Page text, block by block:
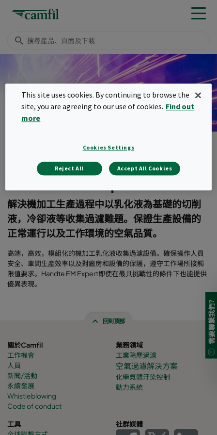
HANDTE EM 專家
解決機加工生產過程中以乳化液為基礎的切削
液，冷卻液等收集過濾難題。保證生產設備的
正常運行以及工作環境的空氣品質。
高端，高效，模組化的機加工乳化液收集過濾設備。確保操作人員
安全、車間生產效率以及對廠房和設備的保護，遵守工作場所接觸
限值要求。Handte EM Expert即使在最具挑戰性的條件下也能提供
優異表現。
回到頂部
關於Camfil
工作機會
人員
新聞/活動
永續發展
Whistleblowing
Code of conduct
業務領域
工業除塵過濾
空氣過濾解決方案
化學氣體汙染控制
動力系統
工具
社群媒體
需要聯繫我們?
This site uses cookies. By continuing to browse the
site, you are agreeing to our use of cookies. Find out
more
Cookies Settings
Reject All Accept All Cookies